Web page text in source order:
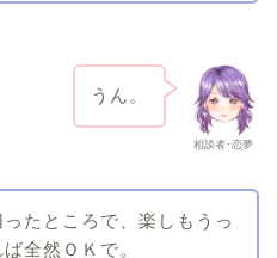
相談者･恋夢
うん。
たところで、楽しもうっ
全然ＯＫで。